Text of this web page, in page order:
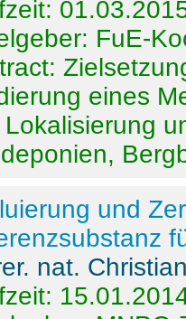
FuE-
eines
und
nat.